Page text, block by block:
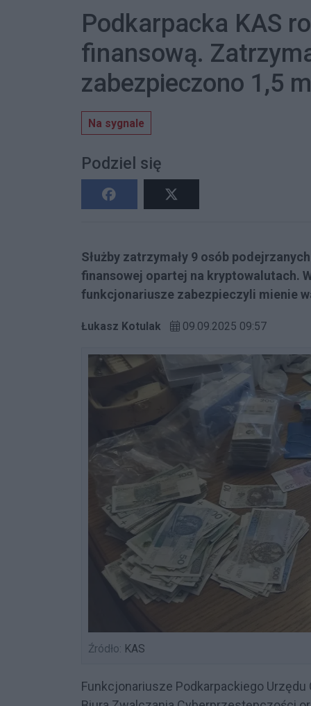
Podkarpacka KAS
finansową.
zabezpieczono 1,5
Na sygnale
Podziel się
Służby zatrzymały 9 osób
finansowej opartej na kryptowalutach.
funkcjonariusze zabezpieczyli mienie
Łukasz Kotulak 09.09.2025 09:57
Źródło: KAS
Funkcjonariusze Podkarpackiego